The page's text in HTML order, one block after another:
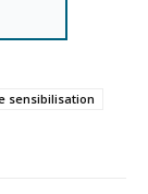
sensibilisation